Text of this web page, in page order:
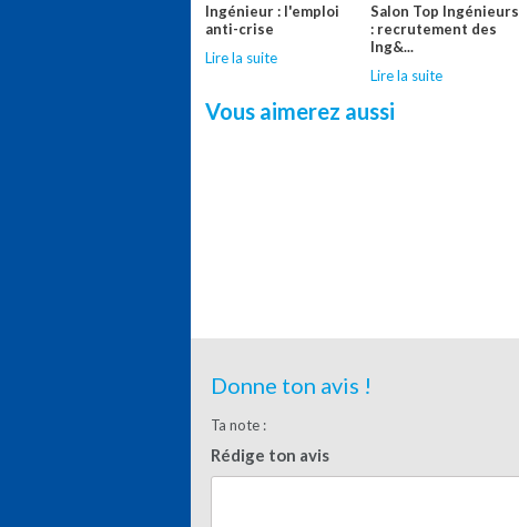
Ingénieur : l'emploi
anti-crise
Lire la suite
Salon Top Ingénieurs
: recrutement des
Ing&...
Lire la suite
Vous aimerez aussi
Donne ton avis !
Ta note :
Rédige ton avis